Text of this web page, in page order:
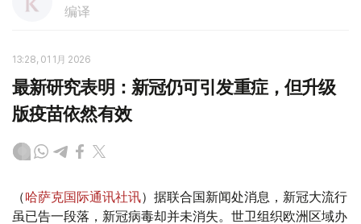
编译
13:28, 01 1月 2026
最新研究表明：新冠仍可引发重症，但升级
版疫苗依然有效
（哈萨克国际通讯社讯）据联合国新闻处消息，新冠大流行
虽已告一段落，新冠病毒却并未消失。世卫组织欧洲区域办